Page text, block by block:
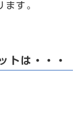
す。
トは・・・